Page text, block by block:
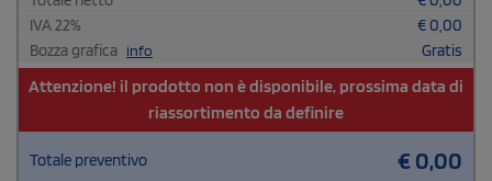
IVA22% €0,00
Bozza grafica info Gratis
Attenzione! il prodotto non è disponibile, prossima data di
riassortimento da definire
Totale preventivo €0,00